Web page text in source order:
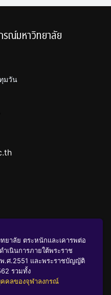
ณ์มหาวิทยาลัย
มวัน
วนบุคคล
าลัย ตระหนักและเคารพต่อ
เนินการภายใต้พระราช
ศ.2551 และพระราชบัญญัติ
รวมทั้ง
คลของจุฬาลงกรณ์